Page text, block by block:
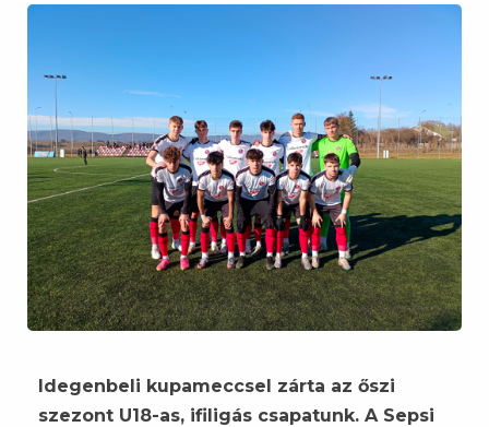
Idegenbeli kupameccsel zárta az őszi
szezont U18-as, ifiligás csapatunk. A Sepsi